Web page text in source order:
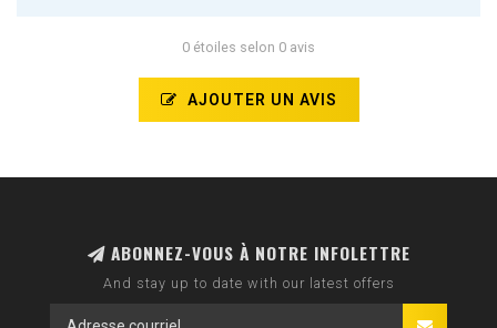
0 étoiles selon 0 avis
AJOUTER UN AVIS
ABONNEZ-VOUS À NOTRE INFOLETTRE
And stay up to date with our latest offers